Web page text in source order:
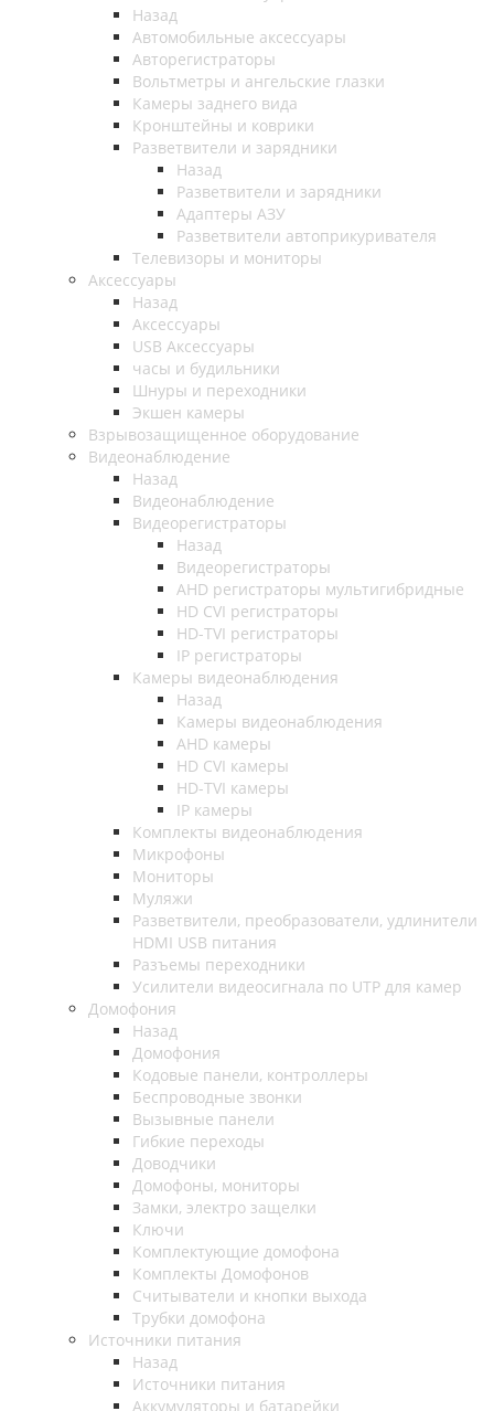
Назад
Автомобильные аксессуары
Авторегистраторы
Вольтметры и ангельские глазки
Камеры заднего вида
Кронштейны и коврики
Разветвители и зарядники
Назад
Разветвители и зарядники
Адаптеры АЗУ
Разветвители автоприкуривателя
Телевизоры и мониторы
Аксессуары
Назад
Аксессуары
USB Аксессуары
часы и будильники
Шнуры и переходники
Экшен камеры
Взрывозащищенное оборудование
Видеонаблюдение
Назад
Видеонаблюдение
Видеорегистраторы
Назад
Видеорегистраторы
AHD регистраторы мультигибридные
HD CVI регистраторы
HD-TVI регистраторы
IP регистраторы
Камеры видеонаблюдения
Назад
Камеры видеонаблюдения
AHD камеры
HD CVI камеры
HD-TVI камеры
IP камеры
Комплекты видеонаблюдения
Микрофоны
Мониторы
Муляжи
Разветвители, преобразователи, удлинители
HDMI USB питания
Разъемы переходники
Усилители видеосигнала по UTP для камер
Домофония
Назад
Домофония
Кодовые панели, контроллеры
Беспроводные звонки
Вызывные панели
Гибкие переходы
Доводчики
Домофоны, мониторы
Замки, электро защелки
Ключи
Комплектующие домофона
Комплекты Домофонов
Считыватели и кнопки выхода
Трубки домофона
Источники питания
Назад
Источники питания
Аккумуляторы и батарейки